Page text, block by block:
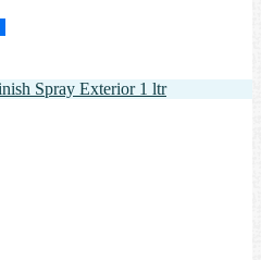
Spray Exterior 1 ltr